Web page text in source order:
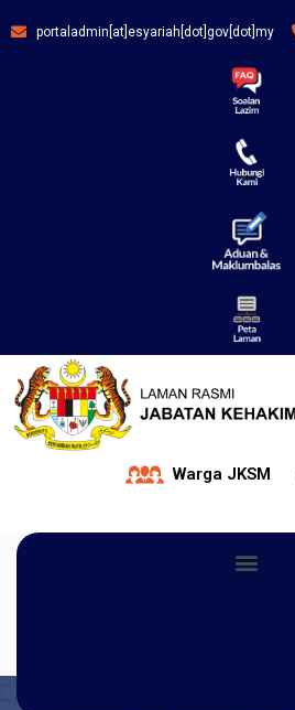
portaladmin[at]esyariah[dot]gov[dot]my
Warga JKSM